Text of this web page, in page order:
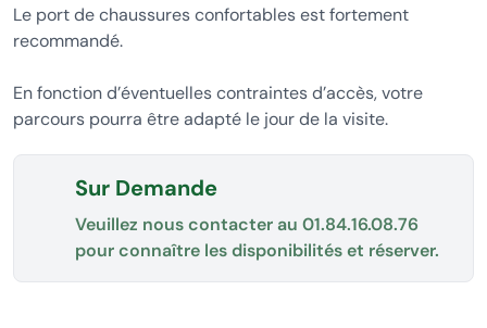
Le port de chaussures confortables est fortement
recommandé.
En fonction d’éventuelles contraintes d’accès, votre
parcours pourra être adapté le jour de la visite.
Sur Demande
Veuillez nous contacter au 01.84.16.08.76
pour connaître les disponibilités et réserver.